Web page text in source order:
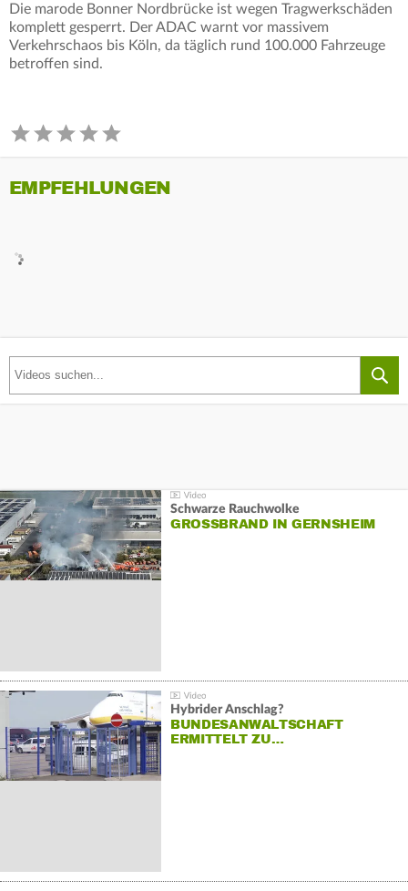
Die marode Bonner Nordbrücke ist wegen Tragwerkschäden
komplett gesperrt. Der ADAC warnt vor massivem
Verkehrschaos bis Köln, da täglich rund 100.000 Fahrzeuge
betroffen sind.
EMPFEHLUNGEN
Schwarze Rauchwolke
GROSSBRAND IN GERNSHEIM
Hybrider Anschlag?
BUNDESANWALTSCHAFT
ERMITTELT ZU…